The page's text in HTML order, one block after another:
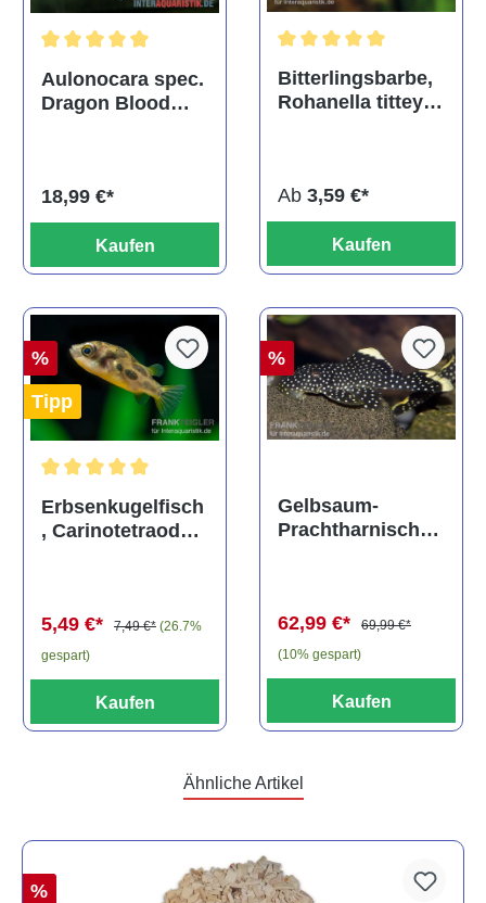
Durchschnittliche Bewertung von 5 von 5 Sternen
Aulonocara spec.
Dragon Blood
18,99 €*
Kaufen
Bitterlingsbarbe,
Rohanella titteya,
Ab 3,59 €*
Kaufen
%
Tipp
Durchschnittliche Bewertung von 5 von 5 Sternen
Erbsenkugelfisch
, Carinotetraodon
5,49 €* 7,49 €* (26.7%
gespart)
Kaufen
%
Gelbsaum-
Prachtharnischw
62,99 €*
69,99 €*
(10% gespart)
Kaufen
Ähnliche Artikel
%